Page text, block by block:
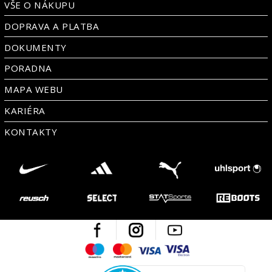
VŠE O NÁKUPU
DOPRAVA A PLATBA
DOKUMENTY
PORADNA
MAPA WEBU
KARIÉRA
KONTAKTY
Facebook Instagram
MaestroMastercard
Visa
Česká kvalita